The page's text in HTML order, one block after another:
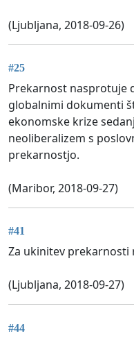
(Ljubljana, 2018-09-26)
#25
Prekarnost nasprotuje
globalnimi dokumenti
ekonomske krize
neoliberalizem s
prekarnostjo.
(Maribor, 2018-09-27)
#41
Za ukinitev prekarnosti
(Ljubljana, 2018-09-27)
#44